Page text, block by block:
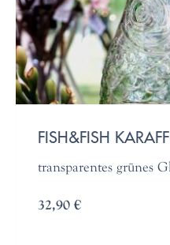
FISH&FISH
transparentes grünes
32,90 €